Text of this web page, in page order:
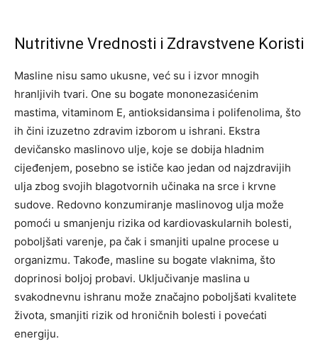
Nutritivne Vrednosti i Zdravstvene Koristi
Masline nisu samo ukusne, već su i izvor mnogih
hranljivih tvari. One su bogate mononezasićenim
mastima, vitaminom E, antioksidansima i polifenolima, što
ih čini izuzetno zdravim izborom u ishrani. Ekstra
devičansko maslinovo ulje, koje se dobija hladnim
cijeđenjem, posebno se ističe kao jedan od najzdravijih
ulja zbog svojih blagotvornih učinaka na srce i krvne
sudove. Redovno konzumiranje maslinovog ulja može
pomoći u smanjenju rizika od kardiovaskularnih bolesti,
poboljšati varenje, pa čak i smanjiti upalne procese u
organizmu. Takođe, masline su bogate vlaknima, što
doprinosi boljoj probavi. Uključivanje maslina u
svakodnevnu ishranu može značajno poboljšati kvalitete
života, smanjiti rizik od hroničnih bolesti i povećati
energiju.